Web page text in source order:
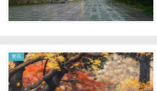
资讯